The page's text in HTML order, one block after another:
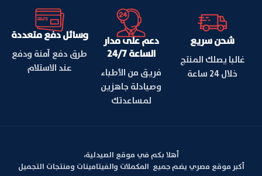
شحن سريع
غالبا يصلك المنتج
خلال 24 ساعة
دعم على مدار
الساعة 24/7
فريق من الأطباء
وصيادلة جاهزين
لمساعدتك
وسائل دفع متعددة
طرق دفع آمنة ودفع
عند الاستلام
أهلا بكم في موقع الصيدلية،
أكبر موقع مصري يضم جميع المكملات والفيتامينات ومنتجات التجميل